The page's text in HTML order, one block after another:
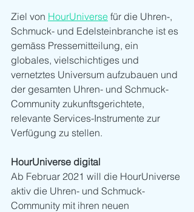
Ziel von HourUniverse für die Uhren-,
Schmuck- und Edelsteinbranche ist es
gemäss Pressemitteilung, ein
globales, vielschichtiges und
vernetztes Universum aufzubauen und
der gesamten Uhren- und Schmuck-
Community zukunftsgerichtete,
relevante Services-Instrumente zur
Verfügung zu stellen.
HourUniverse digital
Ab Februar 2021 will die HourUniverse
aktiv die Uhren- und Schmuck-
Community mit ihren neuen